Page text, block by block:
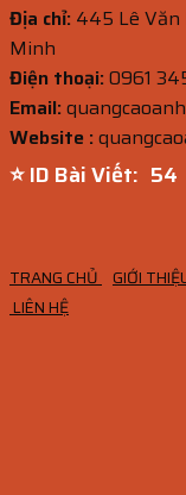
Địa chỉ: 445 Lê Văn
Minh
Điện thoại:0961
Email:
Website :
⭐ ID Bài Viết: 53
TRANG CHỦ GIỚI
LIÊN HỆ